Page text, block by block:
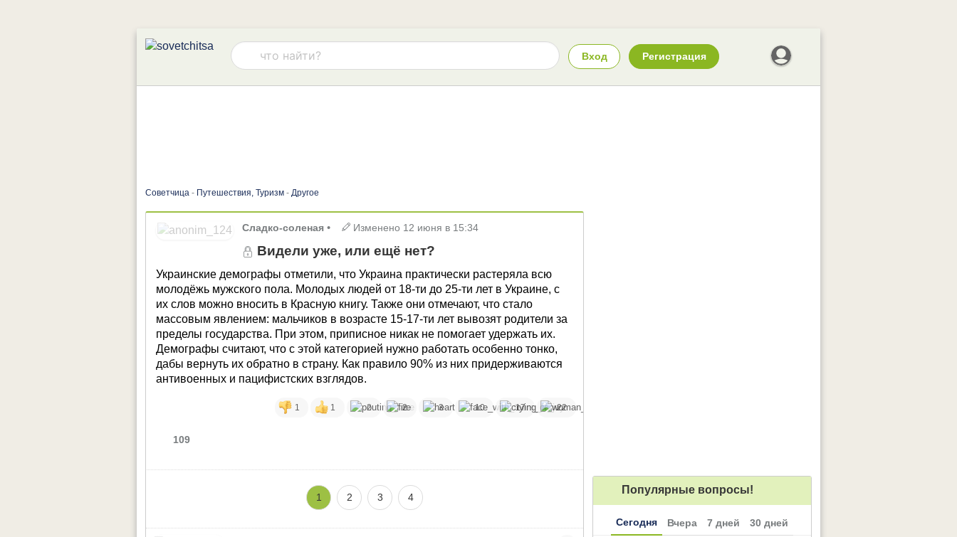
Вход Регистрация
Советчица - Путешествия, Туризм - Другое
Сладко-соленая • Изменено 12 июня в 15:34
Видели уже, или ещё нет?
Украинские демографы отметили, что Украина практически растеряла всю
молодёжь мужского пола. Молодых людей от 18-ти до 25-ти лет в Украине, с
их слов можно вносить в Красную книгу. Также они отмечают, что стало
массовым явлением: мальчиков в возрасте 15-17-ти лет вывозят родители за
пределы государства. При этом, приписное никак не помогает удержать их.
Демографы считают, что с этой категорией нужно работать особенно тонко,
дабы вернуть их обратно в страну. Как правило 90% из них придерживаются
антивоенных и пацифистских взглядов.
1 1 2 2 3 10 17 22
109
1 2 3 4
Популярные вопросы!
Сегодня Вчера 7 дней 30 дней